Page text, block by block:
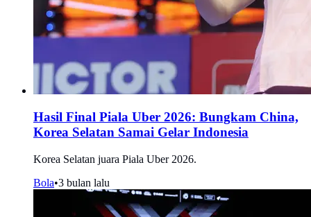
Hasil Final Piala Uber 2026: Bungkam China,
Korea Selatan Samai Gelar Indonesia
Korea Selatan juara Piala Uber 2026.
Bola•3 bulan lalu